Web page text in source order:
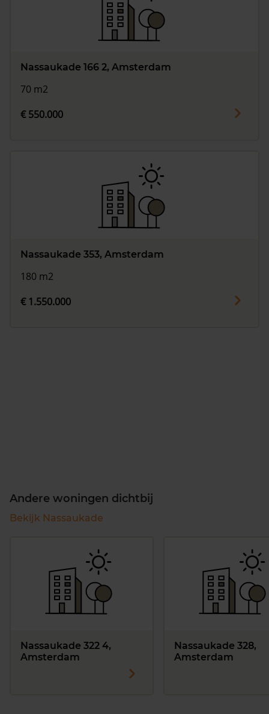
Nassaukade 166 2, Amsterdam
70 m2
€ 550.000
Nassaukade 353, Amsterdam
180 m2
€ 1.550.000
Andere woningen dichtbij
Bekijk Nassaukade
Nassaukade 322 4,
Amsterdam
Nassaukade 328,
Amsterdam